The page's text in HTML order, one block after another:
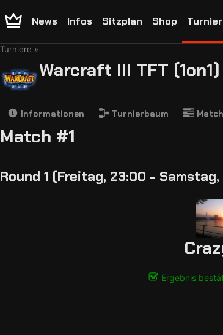
News Infos Sitzplan Shop
Turniere
Warcraft III TFT (1on1)
Informationen Turnierbaum
Match #1
Round 1 (Freitag, 23:00 -
Ergebnis